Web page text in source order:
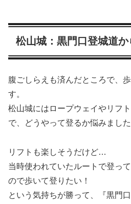
松山城：黒門口登城道か
腹ごしらえも済んだところで、
す。
松山城にはロープウェイやリフ
で、どうやって登るか悩みました
リフトも楽しそうだけど…
当時使われていたルートで登っ
ので歩いて登りたい！
という気持ちが勝って、『黒門